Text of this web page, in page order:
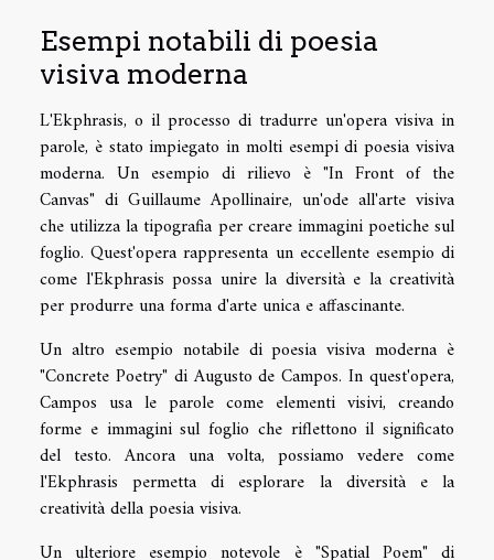
Esempi notabili di poesia
visiva moderna
L'Ekphrasis, o il processo di tradurre un'opera visiva in
parole, è stato impiegato in molti esempi di poesia visiva
moderna. Un esempio di rilievo è "In Front of the
Canvas" di Guillaume Apollinaire, un'ode all'arte visiva
che utilizza la tipografia per creare immagini poetiche sul
foglio. Quest'opera rappresenta un eccellente esempio di
come l'Ekphrasis possa unire la diversità e la creatività
per produrre una forma d'arte unica e affascinante.
Un altro esempio notabile di poesia visiva moderna è
"Concrete Poetry" di Augusto de Campos. In quest'opera,
Campos usa le parole come elementi visivi, creando
forme e immagini sul foglio che riflettono il significato
del testo. Ancora una volta, possiamo vedere come
l'Ekphrasis permetta di esplorare la diversità e la
creatività della poesia visiva.
Un ulteriore esempio notevole è "Spatial Poem" di